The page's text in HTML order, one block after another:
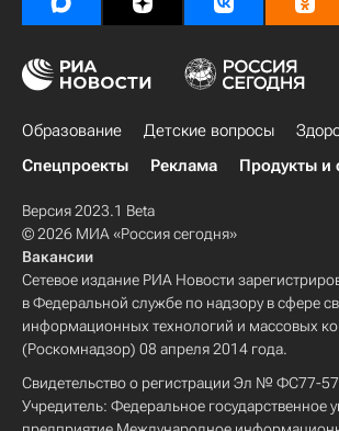
Образование Детские вопросы
Спецпроекты
Реклама Продукты и
Версия 2023.1 Beta
© 2026 МИА «Россия сегодня»
Вакансии
Сетевое издание РИА Новости
в Федеральной службе по надзору в сфере
информационных технологий и массовых
(Роскомнадзор) 08 апреля 2014 года.
Свидетельство о регистрации Эл № ФС77-
Учредитель: Федеральное государственное